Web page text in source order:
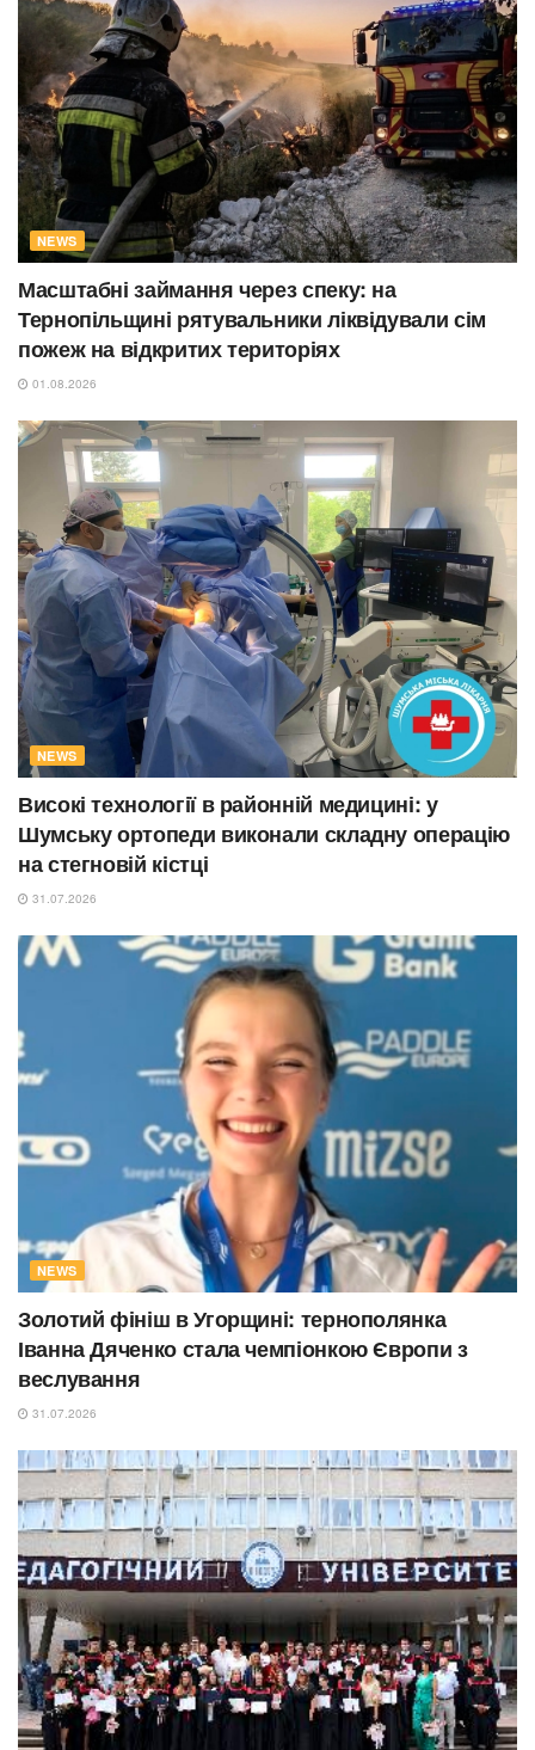
NEWS
Масштабні займання через спеку: на
Тернопільщині рятувальники ліквідували сім
пожеж на відкритих територіях
01.08.2026
NEWS
Високі технології в районній медицині: у
Шумську ортопеди виконали складну операцію
на стегновій кістці
31.07.2026
NEWS
Золотий фініш в Угорщині: тернополянка
Іванна Дяченко стала чемпіонкою Європи з
веслування
31.07.2026